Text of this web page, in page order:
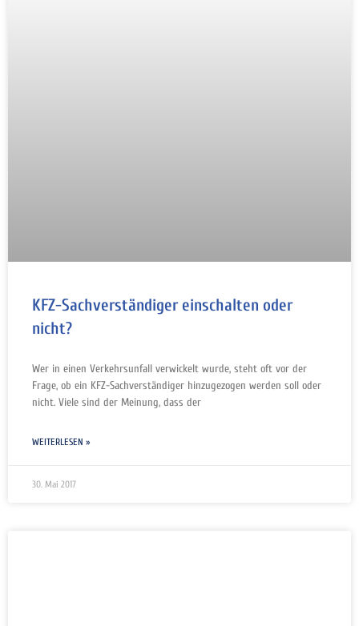
KFZ-Sachverständiger einschalten oder
nicht?
Wer in einen Verkehrsunfall verwickelt wurde, steht oft vor der
Frage, ob ein KFZ-Sachverständiger hinzugezogen werden soll oder
nicht. Viele sind der Meinung, dass der
WEITERLESEN »
30. Mai 2017